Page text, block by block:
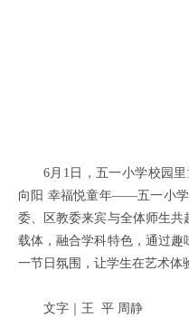
6月1日，五一小学校园
向阳 幸福悦童年——五一小学
委、区教委来宾与全体师生
载体，融合学科特色，通过
一节日氛围，让学生在艺术体
文字｜王 平 周静